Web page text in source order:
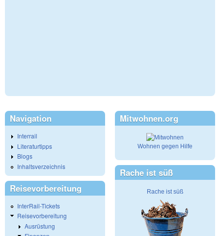
Navigation
Interrail
Literaturtipps
Blogs
Inhaltsverzeichnis
Reisevorbereitung
InterRail-Tickets
Reisevorbereitung
Ausrüstung
Mitwohnen.org
Wohnen gegen Hilfe
Rache ist süß
Rache ist süß